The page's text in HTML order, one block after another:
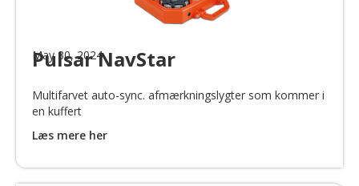
Pulsar NavStar
Multifarvet auto-sync. afmærkningslygter som kommer i
en kuffert
Læs mere her
May 30, 2024